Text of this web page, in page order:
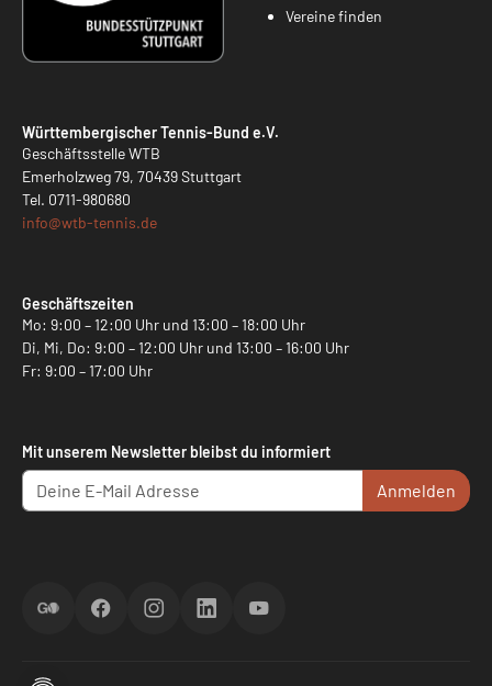
Vereine finden
Württembergischer Tennis-Bund e.V.
Geschäftsstelle WTB
Emerholzweg 79, 70439 Stuttgart
Tel. 0711-980680
info@wtb-tennis.de
Geschäftszeiten
Mo: 9:00 – 12:00 Uhr und 13:00 – 18:00 Uhr
Di, Mi, Do: 9:00 – 12:00 Uhr und 13:00 – 16:00 Uhr
Fr: 9:00 – 17:00 Uhr
Mit unserem Newsletter bleibst du informiert
Anmelden
ScoreGOFacebookInstagramLinkedInYouTube